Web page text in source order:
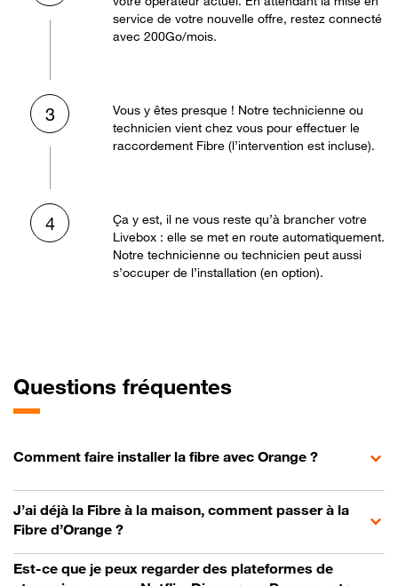
service de votre nouvelle offre, restez connecté
avec 200Go/mois.
3
Vous y êtes presque ! Notre technicienne ou
technicien vient chez vous pour effectuer le
raccordement Fibre (l’intervention est incluse).
4
Ça y est, il ne vous reste qu’à brancher votre
Livebox : elle se met en route automatiquement.
Notre technicienne ou technicien peut aussi
s’occuper de l’installation (en option).
Questions fréquentes
Comment faire installer la fibre avec Orange ?
J’ai déjà la Fibre à la maison, comment passer à la
Fibre d’Orange ?
Est-ce que je peux regarder des plateformes de